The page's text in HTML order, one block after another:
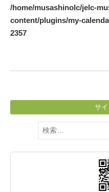
/home/musashinolc/jelc-
content/plugins/my-
2357
サ
検
索: